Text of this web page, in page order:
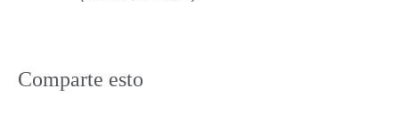
Comparte esto